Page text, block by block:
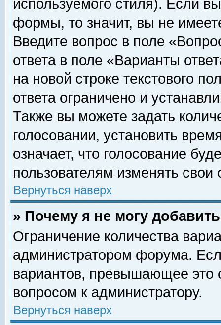
используемого стиля). Если
формы, то значит, вы не
Введите вопрос в поле
ответа в поле «Варианты
на новой строке текстового
ответа ограничено и
Также вы можете задать
голосовании, установить
означает, что голосование
пользователям изменять свои
Вернуться наверх
» Почему я не могу
Ограничение количества
администратором форума.
вариантов, превышающее это
вопросом к администратору.
Вернуться наверх